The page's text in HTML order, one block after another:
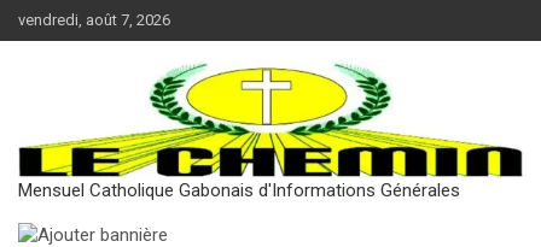
au
vendredi, août 7, 2026
Mensuel Catholique Gabonais d'Informations Générales